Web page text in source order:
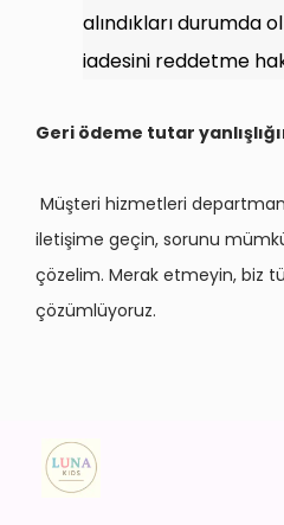
alındıkları durumda
iadesini reddetme
Geri ödeme tutar
Müşteri hizmetleri
iletişime geçin, sorunu
çözelim. Merak etmeyin, biz
çözümlüyoruz.